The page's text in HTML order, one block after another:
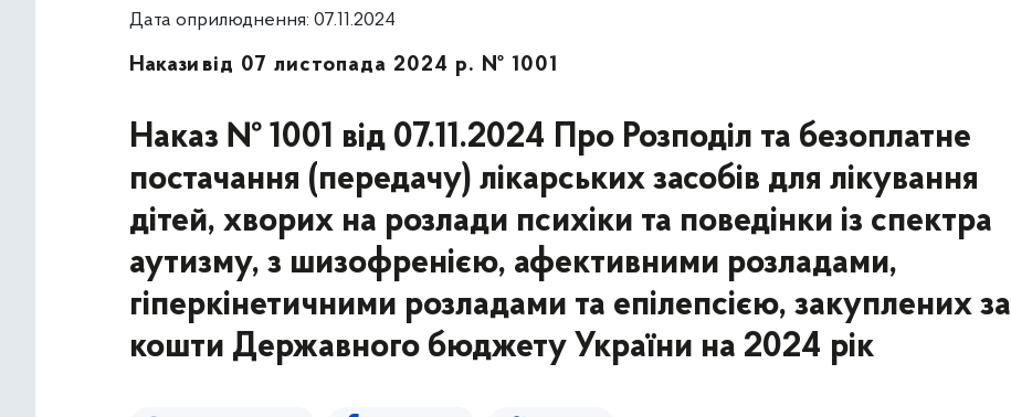
Дата оприлюднення: 07.11.2024
Накази від 07 листопада 2024 р. № 1001
Наказ № 1001 від 07.11.2024 Про Розподіл та безоплатне
постачання (передачу) лікарських засобів для лікування
дітей, хворих на розлади психіки та поведінки із спектра
аутизму, з шизофренією, афективними розладами,
гіперкінетичними розладами та епілепсією, закуплених за
кошти Державного бюджету України на 2024 рік